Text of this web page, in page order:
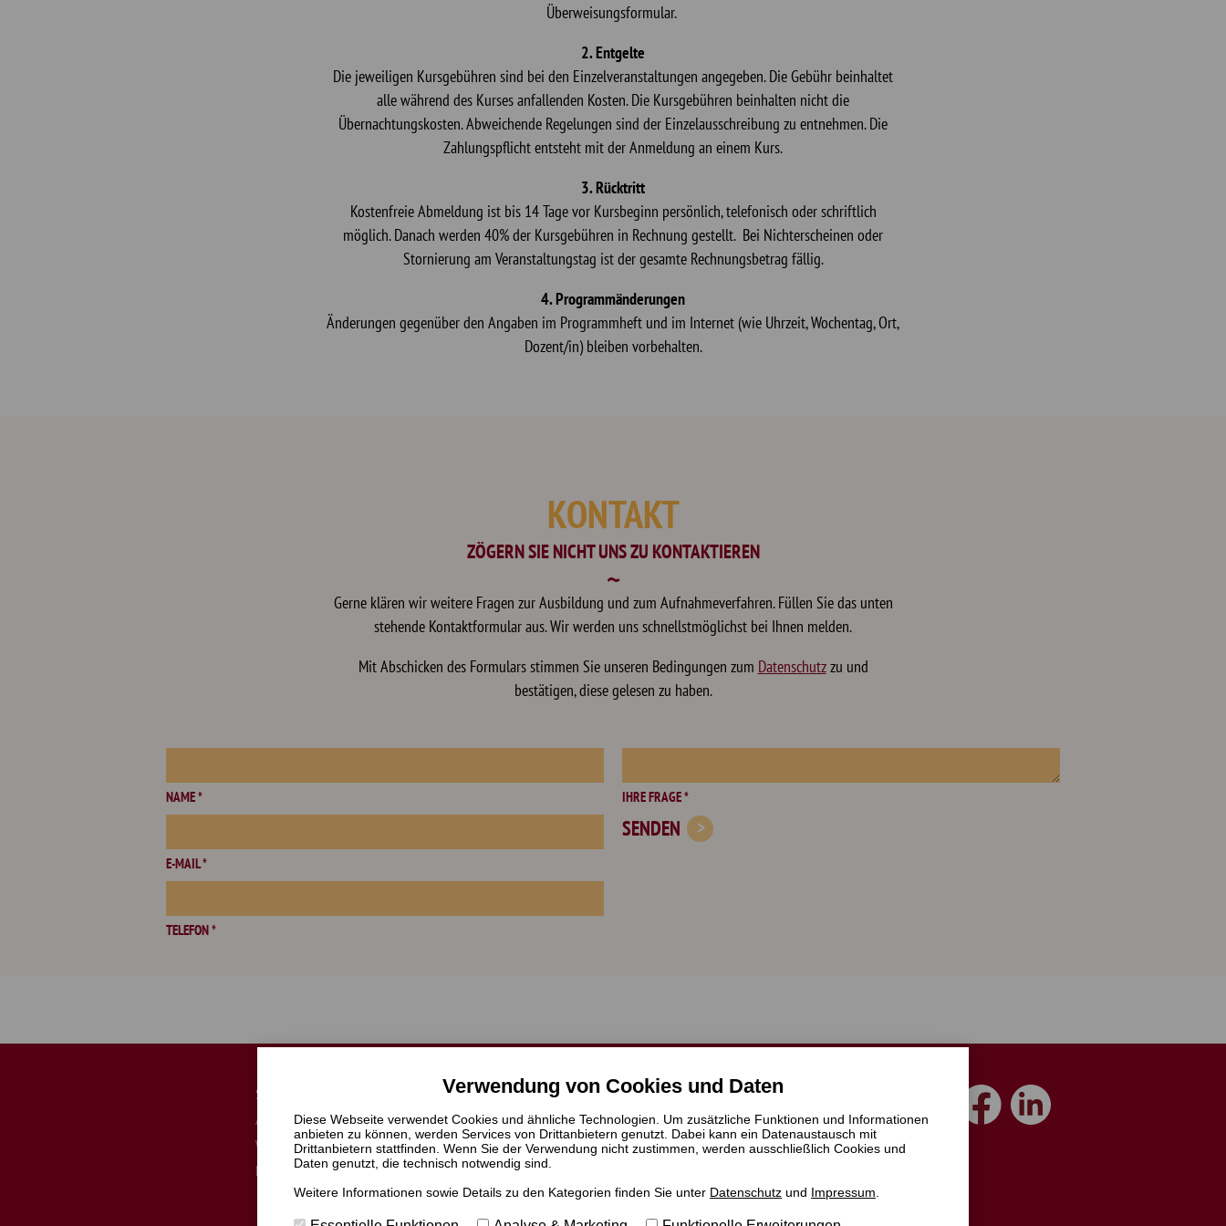
Überweisungsformular.
2. Entgelte
Die jeweiligen Kursgebühren sind bei den Einzelveranstaltungen angegeben. Die Gebühr beinhaltet
alle während des Kurses anfallenden Kosten. Die Kursgebühren beinhalten nicht die
Übernachtungskosten. Abweichende Regelungen sind der Einzelausschreibung zu entnehmen. Die
Zahlungspflicht entsteht mit der Anmeldung an einem Kurs.
3. Rücktritt
Kostenfreie Abmeldung ist bis 14 Tage vor Kursbeginn persönlich, telefonisch oder schriftlich
möglich. Danach werden 40% der Kursgebühren in Rechnung gestellt. Bei Nichterscheinen oder
Stornierung am Veranstaltungstag ist der gesamte Rechnungsbetrag fällig.
4. Programmänderungen
Änderungen gegenüber den Angaben im Programmheft und im Internet (wie Uhrzeit, Wochentag, Ort,
Dozent/in) bleiben vorbehalten.
KONTAKT
ZÖGERN SIE NICHT UNS ZU KONTAKTIEREN
Gerne klären wir weitere Fragen zur Ausbildung und zum Aufnahmeverfahren. Füllen Sie das unten
stehende Kontaktformular aus. Wir werden uns schnellstmöglichst bei Ihnen melden.
Mit Abschicken des Formulars stimmen Sie unseren Bedingungen zum Datenschutzzu und
bestätigen, diese gelesen zu haben.
NAME *
E-MAIL *
TELEFON *
IHRE FRAGE *
SENDEN
Start
Ausbildung
Weiterbildung
Fortbildung
Online-Beratung
Veranstaltungen
Neuigkeiten
Kontakt
Über Uns
Newsletter
Verwendung von Cookies und Daten
Diese Webseite verwendet Cookies und ähnliche Technologien. Um zusätzliche Funktionen und Informationen
anbieten zu können, werden Services von Drittanbietern genutzt. Dabei kann ein Datenaustausch mit
Drittanbietern stattfinden. Wenn Sie der Verwendung nicht zustimmen, werden ausschließlich Cookies und
Daten genutzt, die technisch notwendig sind.
Weitere Informationen sowie Details zu den Kategorien finden Sie unter Datenschutz und Impressum